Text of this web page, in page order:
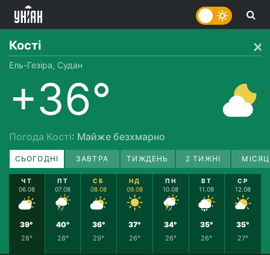
Кості
Ель-Гезіра, Судан
+36°
Погода Кості: Майже безхмарно
СЬОГОДНІ ЗАВТРА ТИЖДЕНЬ 2 ТИЖНІ
ЧТ
06.08
39°
28°
ПТ
07.08
40°
28°
СБ
08.08
36°
29°
НД
09.08
37°
26°
ПН
10.08
34°
26°
ВТ
11.08
35°
26°
СР
12.08
35°
27°